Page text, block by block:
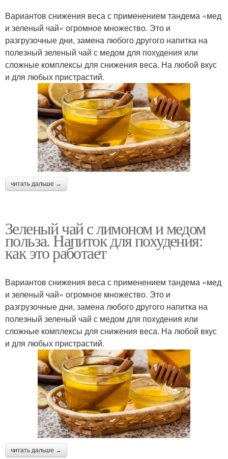
Вариантов снижения веса с применением тандема «мед
и зеленый чай» огромное множество. Это и
разгрузочные дни, замена любого другого напитка на
полезный зеленый чай с медом для похудения или
сложные комплексы для снижения веса. На любой вкус
и для любых пристрастий.
читать дальше →
Зеленый чай с лимоном и медом
польза. Напиток для похудения:
как это работает
Вариантов снижения веса с применением тандема «мед
и зеленый чай» огромное множество. Это и
разгрузочные дни, замена любого другого напитка на
полезный зеленый чай с медом для похудения или
сложные комплексы для снижения веса. На любой вкус
и для любых пристрастий.
читать дальше →